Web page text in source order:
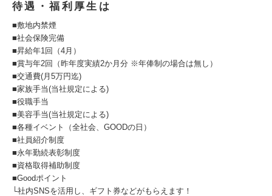
待遇・福利厚生は
■敷地内禁煙
■社会保険完備
■昇給年1回（4月）
■賞与年2回（昨年度実績2か月分 ※年俸制の場合は無し）
■交通費(月5万円迄)
■家族手当(当社規定による)
■役職手当
■美容手当(当社規定による)
■各種イベント（全社会、GOODの日）
■社員紹介制度
■永年勤続表彰制度
■資格取得補助制度
■Goodポイント
└社内SNSを活用し、ギフト券などがもらえます！